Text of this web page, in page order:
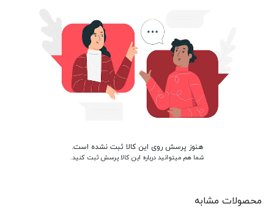
هنوز پرسش روی این کالا ثبت نشده است.
شما هم میتوانید درباره این کالا پرسش ثبت کنید.
محصولات مشابه